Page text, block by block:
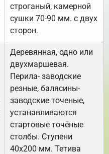
строганый, камерной
сушки 70-90 мм. с двух
сторон.
Деревянная, одно или
двухмаршевая.
Перила- заводские
резные, балясины-
заводские точеные,
устанавливаются
стартовые точёные
столбы. Ступени
40х200 мм. Тетива